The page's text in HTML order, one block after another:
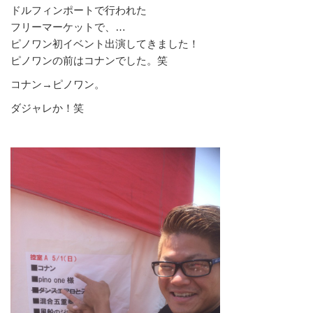
ドルフィンポートで行われた
フリーマーケットで、
…
ピノワン初イベント出演してきました！
ピノワンの前はコナンでした。笑
コナン→ピノワン。
ダジャレか！笑